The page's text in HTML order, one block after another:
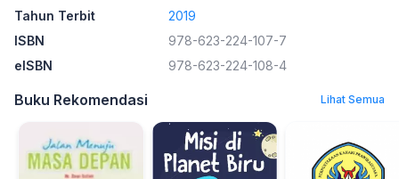
Tahun Terbit
2019
ISBN
978-623-224-107-7
eISBN
978-623-224-108-4
Buku Rekomendasi Lihat Semua